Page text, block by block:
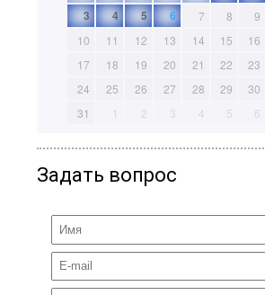
3
4 5 6 7 8
9
10
11 12 13 14 15
16
17
18 19 20 21 22
23
24
25 26 27 28 29
30
31
1 2 3 4 5 6
Задать вопрос